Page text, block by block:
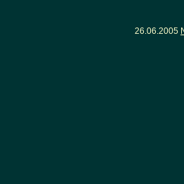
26.06.2005